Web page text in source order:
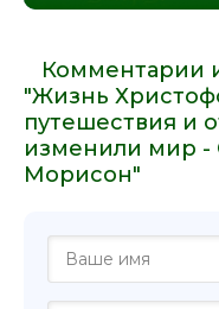
Комментарии
"Жизнь
путешествия и
изменили мир -
Морисон"